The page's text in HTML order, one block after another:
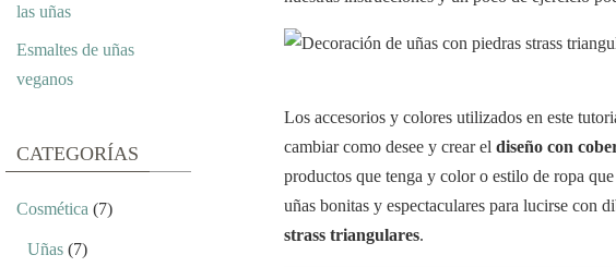
Los accesorios y colores utilizados en este
cambiar como desee y crear el diseño con
productos que tenga y color o estilo de ropa
uñas bonitas y espectaculares para lucirse con
strass triangulares.
las uñas
Esmaltes de uñas
veganos
CATEGORÍAS
Cosmética (7)
Uñas (7)